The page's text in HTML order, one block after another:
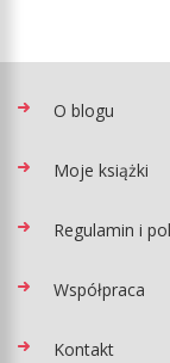
O blogu
Moje książki
Regulamin i
Współpraca
Kontakt